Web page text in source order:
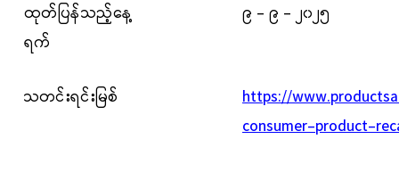
ထုတ်ပြန်သည့်နေ့
ရက်
၉ - ၉ - ၂၀၂၅
သတင်းရင်းမြစ်
https://
consumer-product-